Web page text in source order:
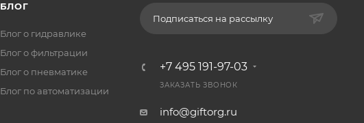
БЛОГ
Блог о гидравлике
Блог о фильтрации
Блог о пневматике
Блог по автоматизации
Подписаться на рассылку
+7 495 191-97-03
ЗАКАЗАТЬ ЗВОНОК
info@giftorg.ru